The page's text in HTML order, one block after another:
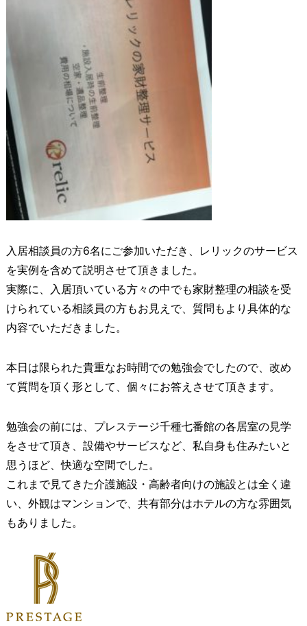
入居相談員の方6名にご参加いただき、レリックのサービス
を実例を含めて説明させて頂きました。
実際に、入居頂いている方々の中でも家財整理の相談を受
けられている相談員の方もお見えで、質問もより具体的な
内容でいただきました。
本日は限られた貴重なお時間での勉強会でしたので、改め
て質問を頂く形として、個々にお答えさせて頂きます。
勉強会の前には、プレステージ千種七番館の各居室の見学
をさせて頂き、設備やサービスなど、私自身も住みたいと
思うほど、快適な空間でした。
これまで見てきた介護施設・高齢者向けの施設とは全く違
い、外観はマンションで、共有部分はホテルの方な雰囲気
もありました。